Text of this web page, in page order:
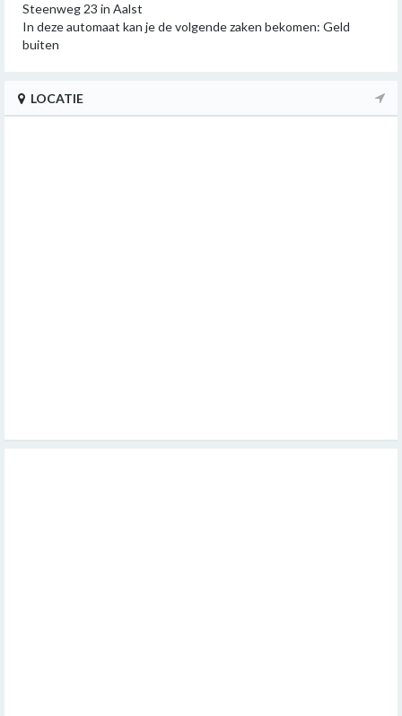
Steenweg 23 in Aalst
In deze automaat kan je de volgende zaken bekomen: Geld
buiten
LOCATIE